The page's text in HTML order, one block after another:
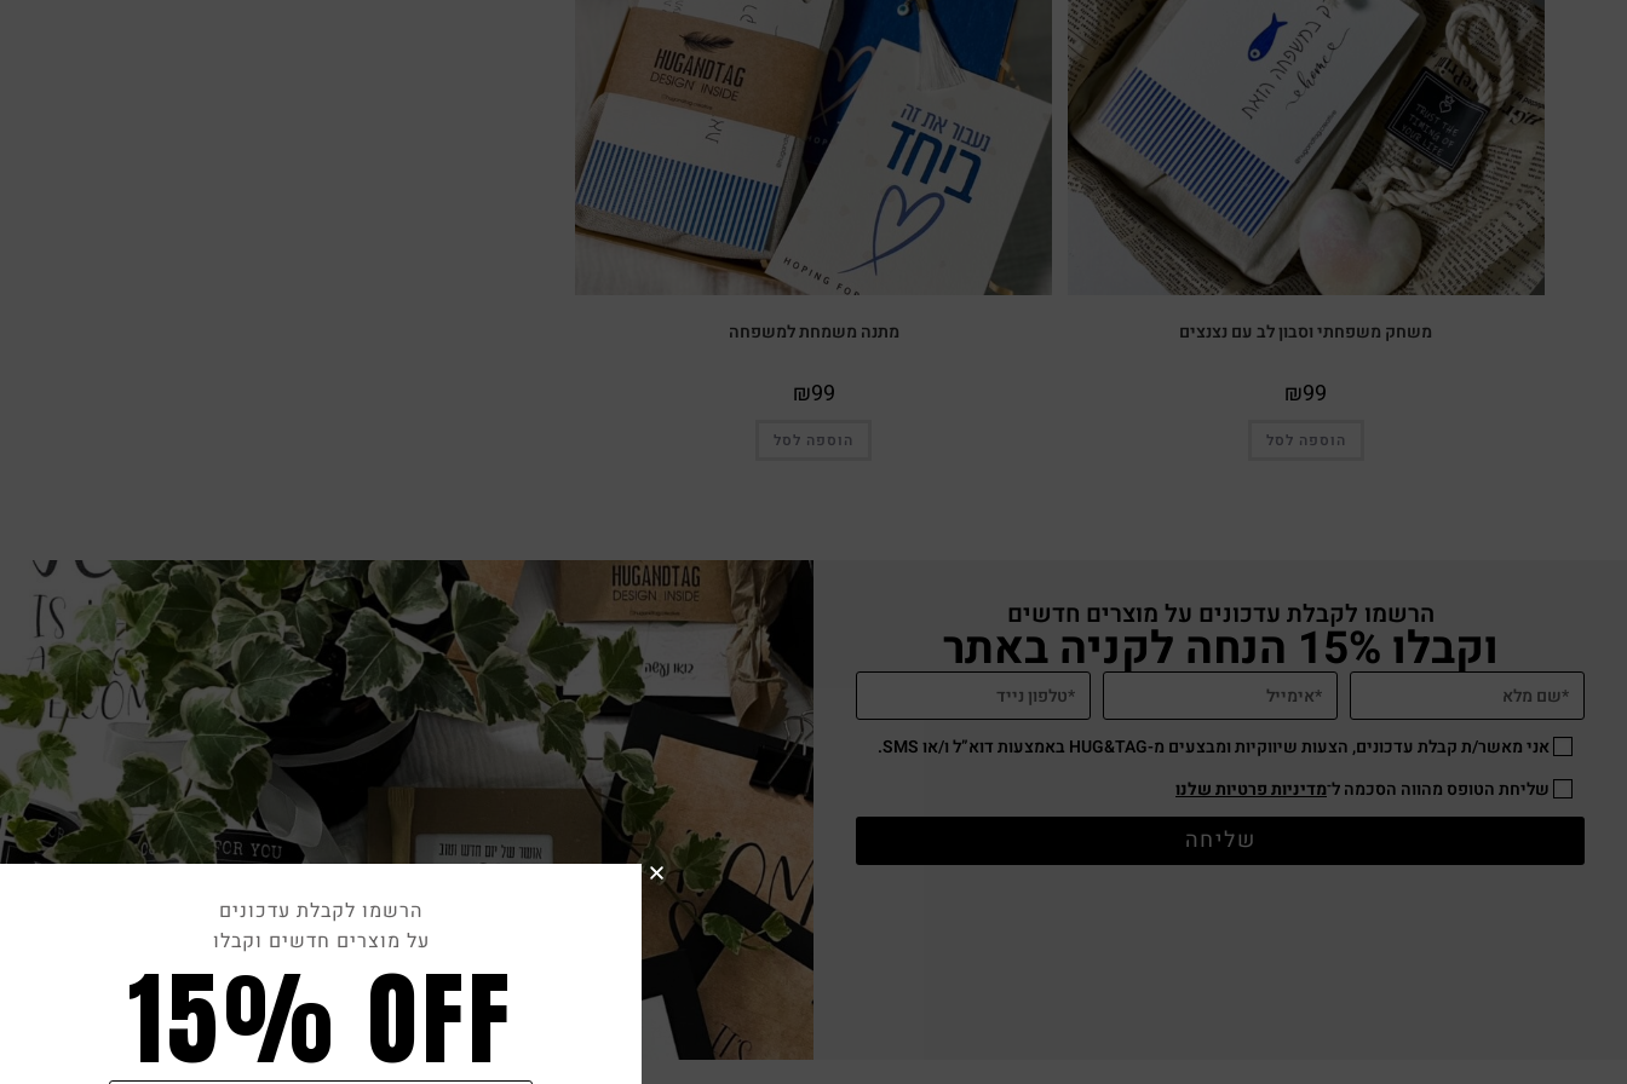
משחק משפחתי וסבון לב עם נצנצים
₪99
הוספה לסל
מתנה משמחת למשפחה
₪99
הוספה לסל
הרשמו לקבלת עדכונים על מוצרים חדשים
וקבלו 15% הנחה לקניה באתר
אני מאשר/ת קבלת עדכונים, הצעות שיווקיות ומבצעים מ-HUG&TAG באמצעות דוא”ל ו/או SMS.
שליחת הטופס מהווה הסכמה ל־מדיניות פרטיות שלנו
שליחה
הרשמו לקבלת עדכונים
על מוצרים חדשים וקבלו
15% OFF